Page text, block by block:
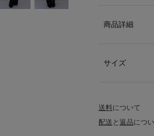
商品詳細
サイズ
送料について
配送と返品につ